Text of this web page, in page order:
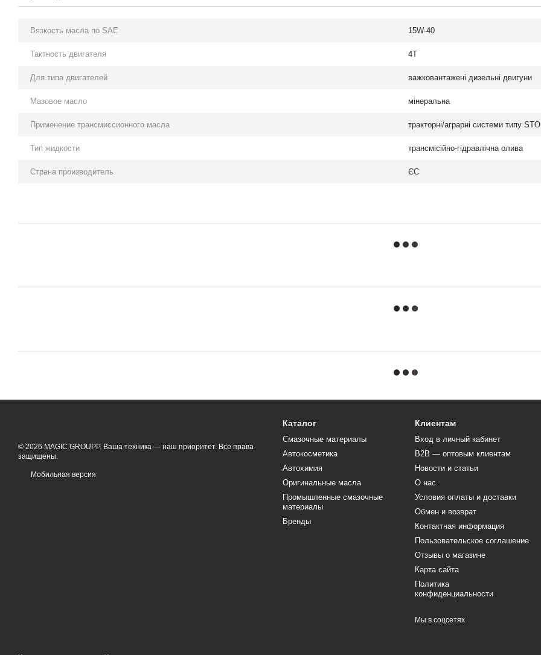
Вязкость масла по SAE 15W-40
Тактность двигателя 4T
Для типа двигателей важковантажені дизельні двигуни
Мазовое масло мінеральна
Применение трансмиссионного масла тракторні/аграрні системи типу
Тип жидкости трансмісійно-гідравлічна олива
Страна производитель ЄС
© 2026 MAGIC GROUPP. Ваша техника — наш приоритет. Все права
защищены.
Мобильная версия
Каталог
Смазочные материалы
Автокосметика
Автохимия
Оригинальные масла
Промышленные смазочные
материалы
Бренды
Клиентам
Вход в личный кабинет
B2B — оптовым клиентам
Новости и статьи
О нас
Условия оплаты и доставки
Обмен и возврат
Контактная информация
Пользовательское соглашение
Отзывы о магазине
Карта сайта
Политика
конфиденциальности
Мы в соцсетях